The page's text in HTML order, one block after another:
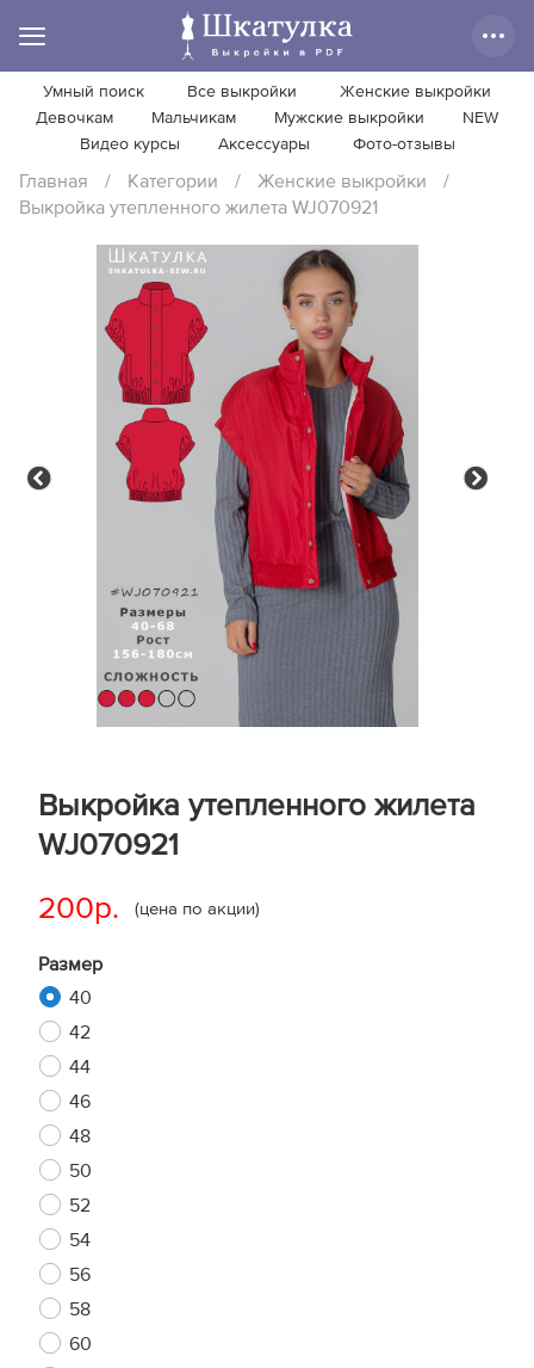
Умный поиск Все выкройки
Женские выкройки
Девочкам
Мальчикам Мужские выкройки
NEW
Видео курсы
Аксессуары Фото-отзывы
Главная / Категории / Женские выкройки
/
Выкройка утепленного жилета WJ070921
Выкройка утепленного жилета
WJ070921
200р. (цена по акции)
Размер
40
42
44
46
48
50
52
54
56
58
60